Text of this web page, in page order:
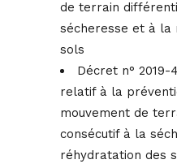
de terrain
sécheresse et à la
sols
Décret n° 2019-
relatif à la
mouvement de
consécutif à la
réhydratation des